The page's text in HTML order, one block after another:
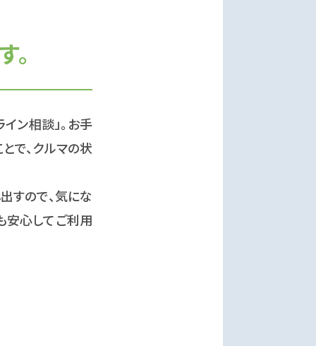
ン相談」。お手
で、クルマの状
すので、気にな
安心してご利用